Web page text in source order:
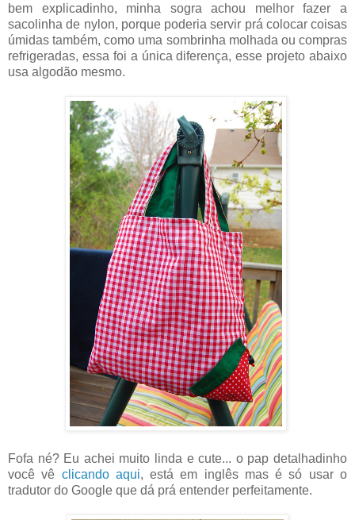
bem explicadinho, minha sogra achou melhor fazer a
sacolinha de nylon, porque poderia servir prá colocar coisas
úmidas também, como uma sombrinha molhada ou compras
refrigeradas, essa foi a única diferença, esse projeto abaixo
usa algodão mesmo.
Fofa né? Eu achei muito linda e cute... o pap detalhadinho
você vê clicando aqui, está em inglês mas é só usar o
tradutor do Google que dá prá entender perfeitamente.